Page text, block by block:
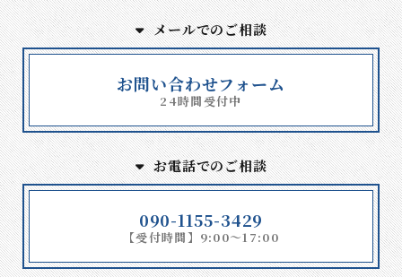
メールでのご相談
お問い合わせフォーム
24時間受付中
お電話でのご相談
090-1155-3429
【受付時間】9:00～17:00